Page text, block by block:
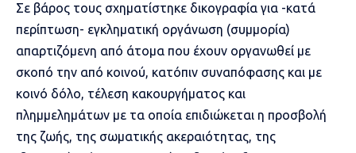
Σε βάρος τους σχηματίστηκε δικογραφία για -κατά
περίπτωση- εγκληματική οργάνωση (συμμορία)
απαρτιζόμενη από άτομα που έχουν οργανωθεί με
σκοπό την από κοινού, κατόπιν συναπόφασης και με
κοινό δόλο, τέλεση κακουργήματος και
πλημμελημάτων με τα οποία επιδιώκεται η προσβολή
της ζωής, της σωματικής ακεραιότητας, της